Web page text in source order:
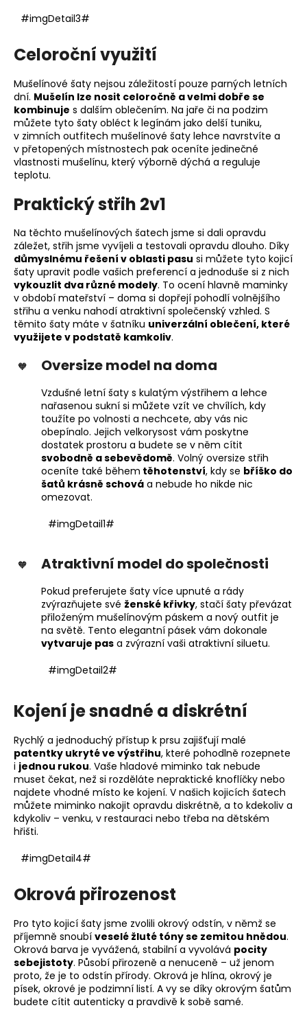
#imgDetail3#
Celoroční využití
Mušelínové šaty nejsou záležitostí pouze parných letních
dní. Mušelín lze nosit celoročně a velmi dobře se
kombinuje s dalším oblečením. Na jaře či na podzim
můžete tyto šaty obléct k legínám jako delší tuniku,
v zimních outfitech mušelínové šaty lehce navrstvíte a
v přetopených místnostech pak oceníte jedinečné
vlastnosti mušelínu, který výborně dýchá a reguluje
teplotu.
Praktický střih 2v1
Na těchto mušelínových šatech jsme si dali opravdu
záležet, střih jsme vyvíjeli a testovali opravdu dlouho. Díky
důmyslnému řešení v oblasti pasu si můžete tyto kojicí
šaty upravit podle vašich preferencí a jednoduše si z nich
vykouzlit dva různé modely. To ocení hlavně maminky
v období mateřství – doma si dopřejí pohodlí volnějšího
střihu a venku nahodí atraktivní společenský vzhled. S
těmito šaty máte v šatníku univerzální oblečení, které
využijete v podstatě kamkoliv.
Oversize model na doma
Vzdušné letní šaty s kulatým výstřihem a lehce
nařasenou sukní si můžete vzít ve chvílích, kdy
toužíte po volnosti a nechcete, aby vás nic
obepínalo. Jejich velkorysost vám poskytne
dostatek prostoru a budete se v něm cítit
svobodně a sebevědomě. Volný oversize střih
oceníte také během těhotenství, kdy se bříško do
šatů krásně schová a nebude ho nikde nic
omezovat.
#imgDetail1#
Atraktivní model do společnosti
Pokud preferujete šaty více upnuté a rády
zvýrazňujete své ženské křivky, stačí šaty převázat
přiloženým mušelínovým páskem a nový outfit je
na světě. Tento elegantní pásek vám dokonale
vytvaruje pas a zvýrazní vaši atraktivní siluetu.
#imgDetail2#
Kojení je snadné a diskrétní
Rychlý a jednoduchý přístup k prsu zajišťují malé
patentky ukryté ve výstřihu, které pohodlně rozepnete
i jednou rukou. Vaše hladové miminko tak nebude
muset čekat, než si rozděláte nepraktické knoflíčky nebo
najdete vhodné místo ke kojení. V našich kojicích šatech
můžete miminko nakojit opravdu diskrétně, a to kdekoliv a
kdykoliv – venku, v restauraci nebo třeba na dětském
hřišti.
#imgDetail4#
Okrová přirozenost
Pro tyto kojicí šaty jsme zvolili okrový odstín, v němž se
příjemně snoubí veselé žluté tóny se zemitou hnědou.
Okrová barva je vyvážená, stabilní a vyvolává pocity
sebejistoty. Působí přirozeně a nenuceně – už jenom
proto, že je to odstín přírody. Okrová je hlína, okrový je
písek, okrové je podzimní listí. A vy se díky okrovým šatům
budete cítit autenticky a pravdivě k sobě samé.